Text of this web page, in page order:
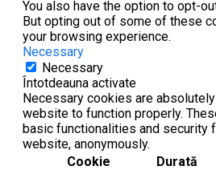
You also have the option to opt-
But opting out of some of these
your browsing experience.
Necessary
Necessary
Întotdeauna activate
Necessary cookies are
website to function properly.
basic functionalities and security
website, anonymously.
Cookie
Durată